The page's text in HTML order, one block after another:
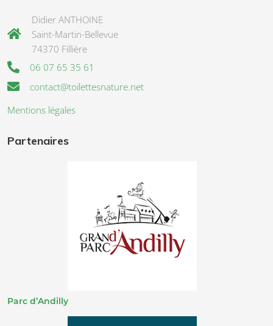
Didier ANTHOINE
Saint-Martin-Bellevue
74370 Fillière
06 07 65 35 61
contact@toilettesnature.net
Mentions légales
Partenaires
Parc d’Andilly